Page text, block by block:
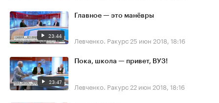
23:44
Главное — это манёвры
Левченко. Ракурс 25 июн 2018, 18:16
23:47
Пока, школа — привет, ВУЗ!
Левченко. Ракурс 22 июн 2018, 18:16